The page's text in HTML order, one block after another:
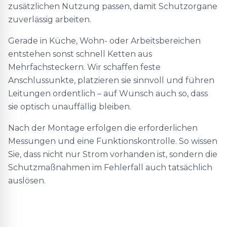
zusätzlichen Nutzung passen, damit Schutzorgane
zuverlässig arbeiten.
Gerade in Küche, Wohn- oder Arbeitsbereichen
entstehen sonst schnell Ketten aus
Mehrfachsteckern. Wir schaffen feste
Anschlussunkte, platzieren sie sinnvoll und führen
Leitungen ordentlich – auf Wunsch auch so, dass
sie optisch unauffällig bleiben.
Nach der Montage erfolgen die erforderlichen
Messungen und eine Funktionskontrolle. So wissen
Sie, dass nicht nur Strom vorhanden ist, sondern die
Schutzmaßnahmen im Fehlerfall auch tatsächlich
auslösen.